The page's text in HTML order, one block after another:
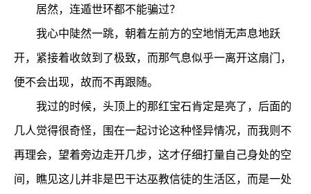
居然，连遁世环都不能骗过？
我心中陡然一跳，朝着左前方的空地悄无声息地跃
开，紧接着收敛到了极致，而那气息似乎一离开这扇门，
便不会出现，故而不再跟随。
我过的时候，头顶上的那红宝石肯定是亮了，后面的
几人觉得很奇怪，围在一起讨论这种怪异情况，而我则不
再理会，望着旁边走开几步，这才仔细打量自己身处的空
间，瞧见这儿并非是巴干达巫教信徒的生活区，而是一处